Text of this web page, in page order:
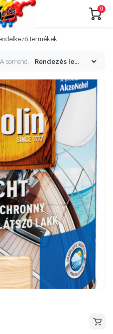
0
termékek
A sorrend: